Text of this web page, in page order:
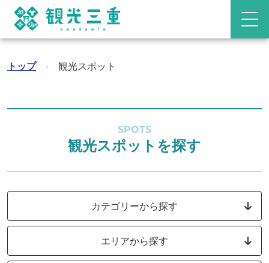
トップ › 観光スポット
SPOTS
観光スポットを探す
カテゴリーから探す
エリアから探す